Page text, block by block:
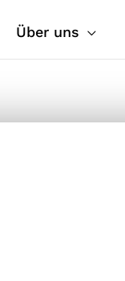
Über uns